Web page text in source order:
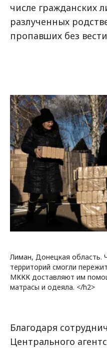
числе гражданских
разлученных
пропавших без
Лиман, Донецкая область.
территорий смогли
МККК доставляют им
матрасы и одеяла. </h2>
Благодаря
Центрального